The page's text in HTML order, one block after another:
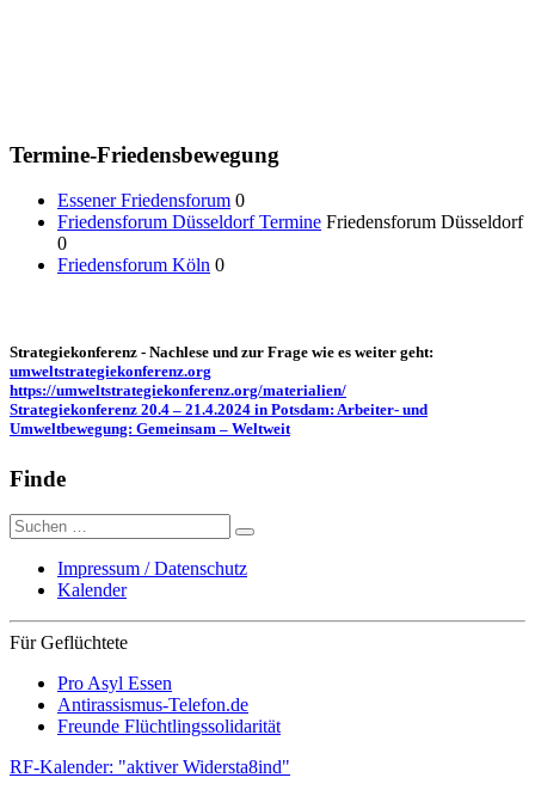
Termine-Friedensbewegung
Essener Friedensforum 0
Friedensforum Düsseldorf Termine Friedensforum Düsseldorf
0
Friedensforum Köln 0
Strategiekonferenz - Nachlese und zur Frage wie es weiter geht:
umweltstrategiekonferenz.org
https://umweltstrategiekonferenz.org/materialien/
Strategiekonferenz 20.4 – 21.4.2024 in Potsdam: Arbeiter- und
Umweltbewegung: Gemeinsam – Weltweit
Finde
Suche
nach:
Impressum / Datenschutz
Kalender
Für Geflüchtete
Pro Asyl Essen
Antirassismus-Telefon.de
Freunde Flüchtlingssolidarität
RF-Kalender: "aktiver Widersta8ind"